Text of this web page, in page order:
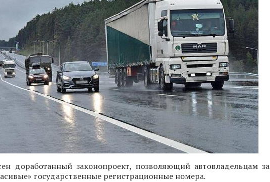
доработанный законопроект, позволяющий автовладельцам за
государственные регистрационные номера.